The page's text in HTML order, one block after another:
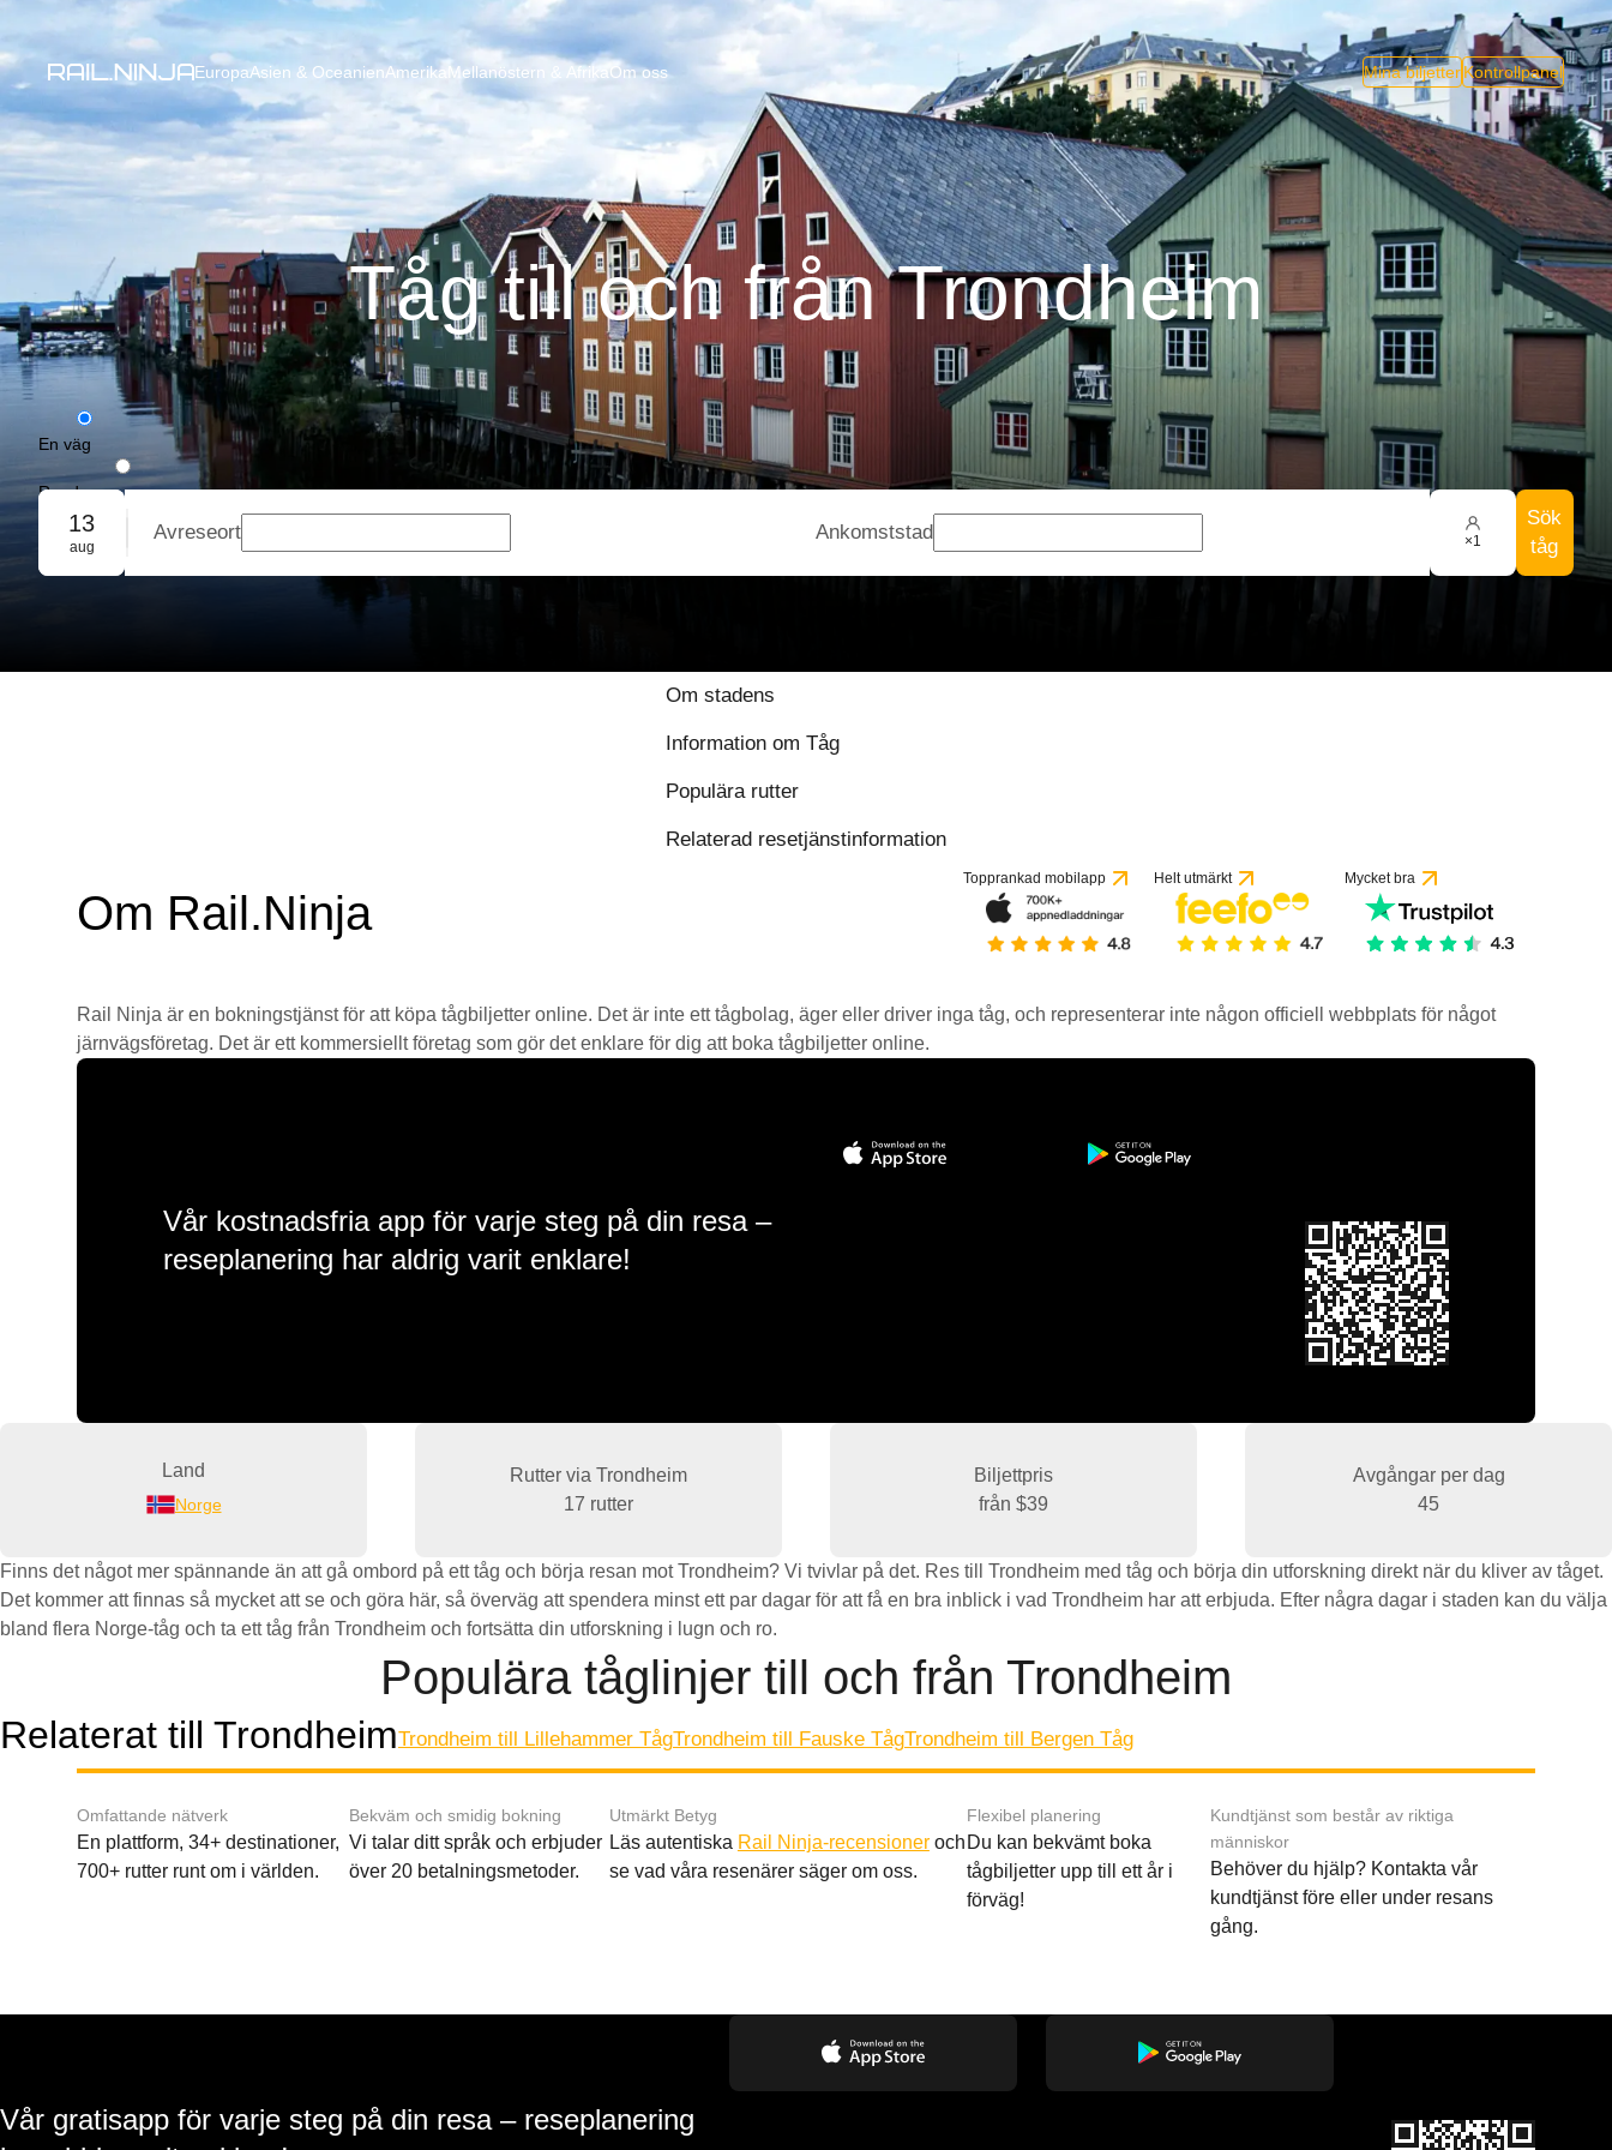
EuropaAsien & OceanienAmerika Mellanöstern & AfrikaOm oss Mina biljetterKontrollpanel
Tåg till och från Trondheim
En väg
Rundresa
Gruppbokning
13
aug
Avreseort Ankomststad ×1
Sök
tåg
Om stadens
Information om Tåg
Populära rutter
Relaterad resetjänstinformation
Om Rail.Ninja
Topprankad mobilapp Helt utmärkt Mycket bra
Rail Ninja är en bokningstjänst för att köpa tågbiljetter online. Det är inte ett tågbolag, äger eller driver inga tåg, och representerar inte någon officiell webbplats för något
järnvägsföretag. Det är ett kommersiellt företag som gör det enklare för dig att boka tågbiljetter online.
Vår kostnadsfria app för varje steg på din resa –
reseplanering har aldrig varit enklare!
Land
Norge
Rutter via Trondheim
17 rutter
Biljettpris
från $39
Avgångar per dag
45
Finns det något mer spännande än att gå ombord på ett tåg och börja resan mot Trondheim? Vi tvivlar på det. Res till Trondheim med tåg och börja din utforskning direkt när du kliver av tåget.
Det kommer att finnas så mycket att se och göra här, så överväg att spendera minst ett par dagar för att få en bra inblick i vad Trondheim har att erbjuda. Efter några dagar i staden kan du välja
bland flera Norge-tåg och ta ett tåg från Trondheim och fortsätta din utforskning i lugn och ro.
Populära tåglinjer till och från Trondheim
Relaterat till TrondheimTrondheim till Lillehammer TågTrondheim till Fauske TågTrondheim till Bergen Tåg
Omfattande nätverk
En plattform, 34+ destinationer,
700+ rutter runt om i världen.
Bekväm och smidig bokning
Vi talar ditt språk och erbjuder
över 20 betalningsmetoder.
Utmärkt Betyg
Läs autentiska Rail Ninja-recensioneroch
se vad våra resenärer säger om oss.
Flexibel planering
Du kan bekvämt boka
tågbiljetter upp till ett år i
förväg!
Kundtjänst som består av riktiga
människor
Behöver du hjälp? Kontakta vår
kundtjänst före eller under resans
gång.
Vår gratisapp för varje steg på din resa – reseplanering